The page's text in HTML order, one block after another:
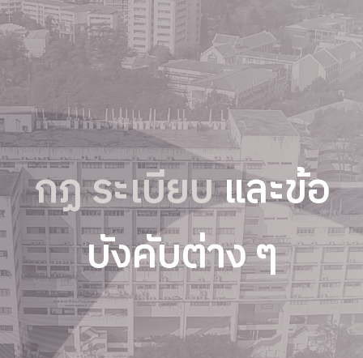
กฏ ระเบียบและข้อ
บังคับต่าง ๆ